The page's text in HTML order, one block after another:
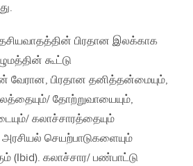
பிரதான இலக்காக
கூட்டு
பிரதான தனித்தன்மையும்,
தோற்றுவாயையும்,
கலாச்சாரத்தையும்
செயற்பாடுகளையும்
கலாச்சார/ பண்பாட்டு